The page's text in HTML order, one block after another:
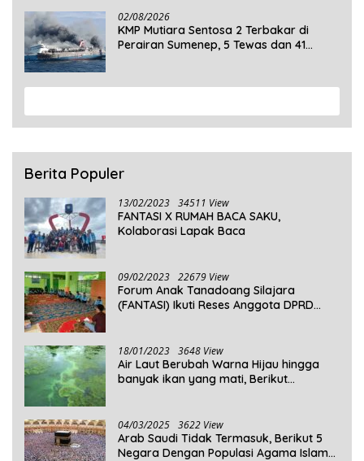
02/08/2026
KMP Mutiara Sentosa 2 Terbakar di
Perairan Sumenep, 5 Tewas dan 41
Berita Populer
13/02/2023 34511 View
FANTASI X RUMAH BACA SAKU,
Kolaborasi Lapak Baca
09/02/2023 22679 View
Forum Anak Tanadoang Silajara
(FANTASI) Ikuti Reses Anggota DPRD
18/01/2023 3648 View
Air Laut Berubah Warna Hijau hingga
banyak ikan yang mati, Berikut
04/03/2025 3622 View
Arab Saudi Tidak Termasuk, Berikut 5
Negara Dengan Populasi Agama Islam